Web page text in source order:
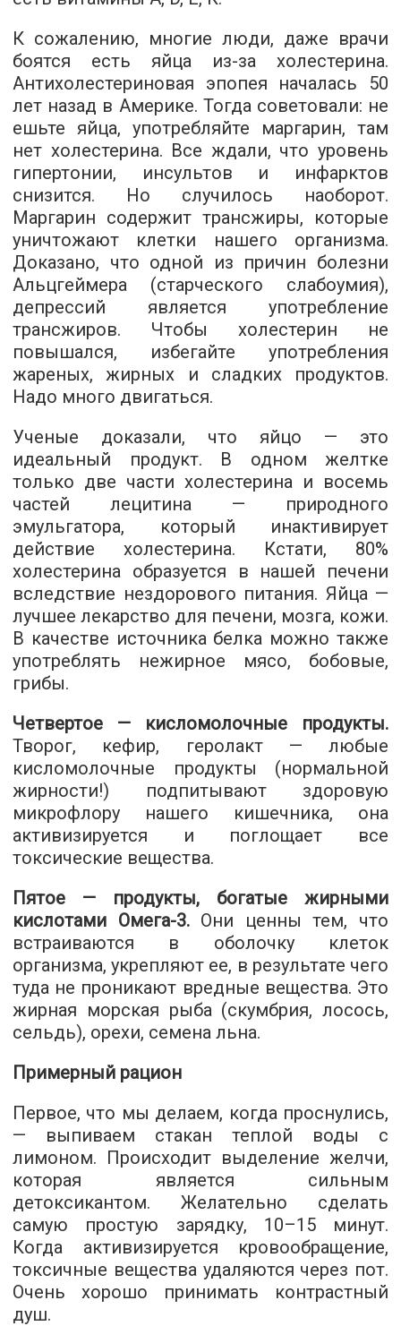
К сожалению, многие люди, даже врачи
боятся есть яйца из-за холестерина.
Антихолестериновая эпопея началась 50
лет назад в Америке. Тогда советовали: не
ешьте яйца, употребляйте маргарин, там
нет холестерина. Все ждали, что уровень
гипертонии, инсультов и инфарктов
снизится. Но случилось наоборот.
Маргарин содержит трансжиры, которые
уничтожают клетки нашего организма.
Доказано, что одной из причин болезни
Альцгеймера (старческого слабоумия),
депрессий является употребление
трансжиров. Чтобы холестерин не
повышался, избегайте употребления
жареных, жирных и сладких продуктов.
Надо много двигаться.
Ученые доказали, что яйцо — это
идеальный продукт. В одном желтке
только две части холестерина и восемь
частей лецитина — природного
эмульгатора, который инактивирует
действие холестерина. Кстати, 80%
холестерина образуется в нашей печени
вследствие нездорового питания. Яйца —
лучшее лекарство для печени, мозга, кожи.
В качестве источника белка можно также
употреблять нежирное мясо, бобовые,
грибы.
Четвертое — кисломолочные продукты.
Творог, кефир, геролакт — любые
кисломолочные продукты (нормальной
жирности!) подпитывают здоровую
микрофлору нашего кишечника, она
активизируется и поглощает все
токсические вещества.
Пятое — продукты, богатые жирными
кислотами Омега-3.Они ценны тем, что
встраиваются в оболочку клеток
организма, укрепляют ее, в результате чего
туда не проникают вредные вещества. Это
жирная морская рыба (скумбрия, лосось,
сельдь), орехи, семена льна.
Примерный рацион
Первое, что мы делаем, когда проснулись,
— выпиваем стакан теплой воды с
лимоном. Происходит выделение желчи,
которая является сильным
детоксикантом. Желательно сделать
самую простую зарядку, 10–15 минут.
Когда активизируется кровообращение,
токсичные вещества удаляются через пот.
Очень хорошо принимать контрастный
душ.